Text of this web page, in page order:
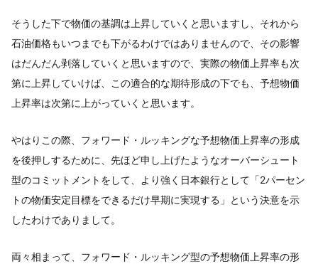
そうした下で物価の基調は上昇していくと思いますし、それから
石油価格もいつまでも下がるわけではありませんので、その影響
はだんだん剥落していくと思いますので、実際の物価上昇率も次
第に上昇していけば、この適合的な期待形成の下でも、予想物価
上昇率は次第に上がっていくと思います。
やはりこの際、フォワード・ルッキングな予想物価上昇率の形成
を後押しするために、先ほど申し上げたようなオーバーシュート
型のコミットメントをして、より強く日本銀行として「2パーセン
トの物価安定目標をできるだけ早期に実現する」という決意を示
したわけでありまして。
両々相まって、フォワード・ルッキング型の予想物価上昇率の形